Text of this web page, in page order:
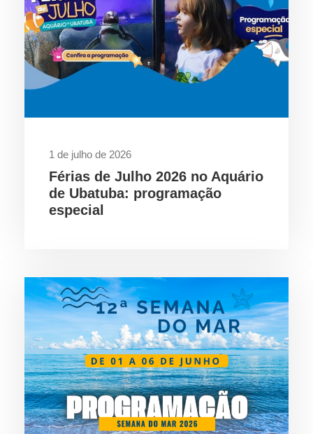
1 de julho de 2026
Férias de Julho 2026 no Aquário
de Ubatuba: programação
especial